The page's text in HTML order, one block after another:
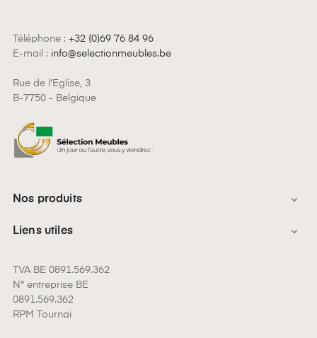
Téléphone : +32 (0)69 76 84 96
E-mail : info@selectionmeubles.be
Rue de l'Eglise, 3
B-7750 - Belgique
Nos produits 
Liens utiles 
TVA BE 0891.569.362
N° entreprise BE
0891.569.362
RPM Tournai